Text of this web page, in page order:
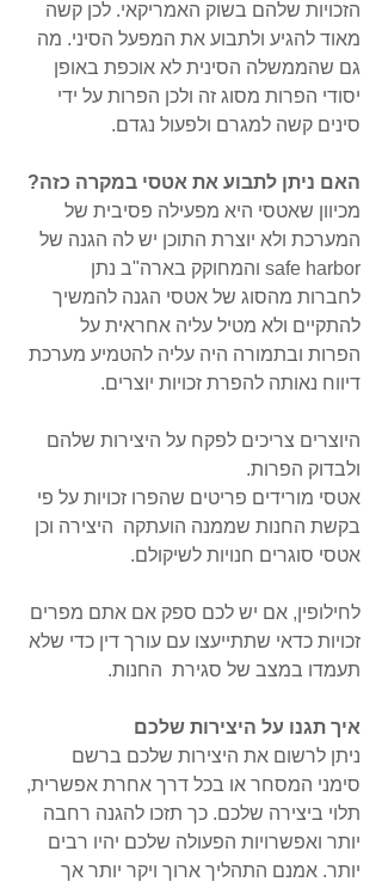
הזכויות שלהם בשוק האמריקאי. לכן קשה
מאוד להגיע ולתבוע את המפעל הסיני. מה
גם שהממשלה הסינית לא אוכפת באופן
יסודי הפרות מסוג זה ולכן הפרות על ידי
סינים קשה למגרם ולפעול נגדם.
האם ניתן לתבוע את אטסי במקרה כזה?
מכיוון שאטסי היא מפעילה פסיבית של
המערכת ולא יוצרת התוכן יש לה הגנה של
safe harbor והמחוקק בארה"ב נתן
לחברות מהסוג של אטסי הגנה להמשיך
להתקיים ולא מטיל עליה אחראית על
הפרות ובתמורה היה עליה להטמיע מערכת
דיווח נאותה להפרת זכויות יוצרים.
היוצרים צריכים לפקח על היצירות שלהם
ולבדוק הפרות.
אטסי מורידים פריטים שהפרו זכויות על פי
בקשת החנות שממנה הועתקה  היצירה וכן
אטסי סוגרים חנויות לשיקולם.
לחילופין, אם יש לכם ספק אם אתם מפרים
זכויות כדאי שתתייעצו עם עורך דין כדי שלא
תעמדו במצב של סגירת  החנות.
איך תגנו על היצירות שלכם
ניתן לרשום את היצירות שלכם ברשם
סימני המסחר או בכל דרך אחרת אפשרית,
תלוי ביצירה שלכם. כך תזכו להגנה רחבה
יותר ואפשרויות הפעולה שלכם יהיו רבים
יותר. אמנם התהליך ארוך ויקר יותר אך